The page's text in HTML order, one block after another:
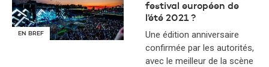
EN BREF
festival européen de
l’été 2021 ?
Une édition anniversaire
confirmée par les autorités,
avec le meilleur de la scène